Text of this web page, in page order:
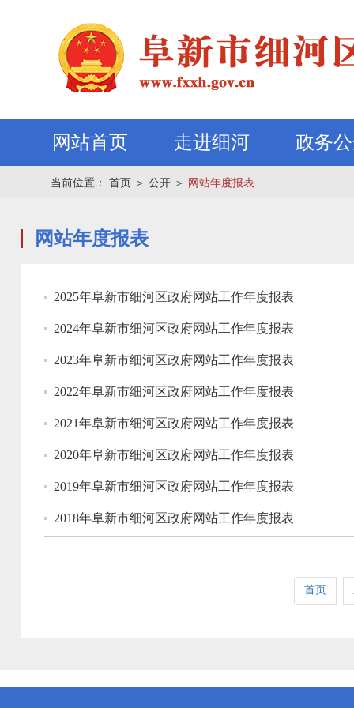
网站首页 走进细河 政务
当前位置： 首页 ＞ 公开 ＞ 网站年度报表
网站年度报表
2025年阜新市细河区政府网站工作年度报表
2024年阜新市细河区政府网站工作年度报表
2023年阜新市细河区政府网站工作年度报表
2022年阜新市细河区政府网站工作年度报表
2021年阜新市细河区政府网站工作年度报表
2020年阜新市细河区政府网站工作年度报表
2019年阜新市细河区政府网站工作年度报表
2018年阜新市细河区政府网站工作年度报表
首页